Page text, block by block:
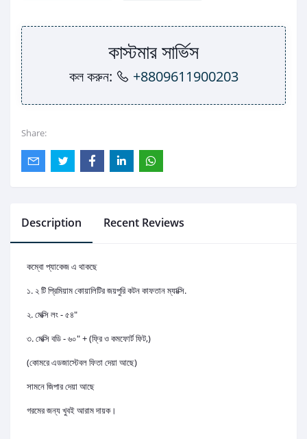
কাস্টমার সার্ভিস
কল করুন: +8809611900203
Share:
Description Recent Reviews
কম্বো প্যাকেজ এ থাকছে
১. ২ টিপ্রিমিয়াম কোয়ালিটির জয়পুরি কটন কাফতান ম্যাক্সি.
২. মেক্সি লং - ৫৪"
৩. মেক্সি বডি - ৬০" +(ফ্রি ও কমফোর্ট ফিট,)
(কোমরে এডজাস্টেবল ফিতা দেয়া আছে)
সামনে জিপার দেয়া আছে
গরমের জন্য খুবই আরাম দায়ক।